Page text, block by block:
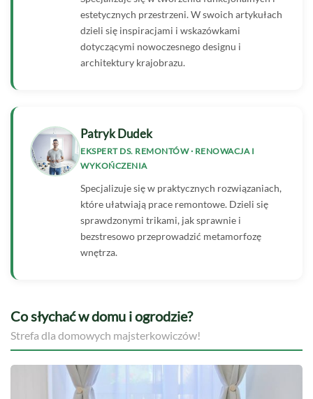
estetycznych przestrzeni. W swoich artykułach
dzieli się inspiracjami i wskazówkami
dotyczącymi nowoczesnego designu i
architektury krajobrazu.
Patryk Dudek
EKSPERT DS. REMONTÓW · RENOWACJA I
WYKOŃCZENIA
Specjalizuje się w praktycznych rozwiązaniach,
które ułatwiają prace remontowe. Dzieli się
sprawdzonymi trikami, jak sprawnie i
bezstresowo przeprowadzić metamorfozę
wnętrza.
Co słychać w domu i ogrodzie?
Strefa dla domowych majsterkowiczów!